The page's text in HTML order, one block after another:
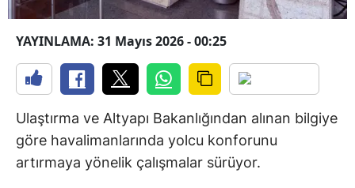
YAYINLAMA: 31 Mayıs 2026 - 00:25
Ulaştırma ve Altyapı Bakanlığından alınan bilgiye
göre havalimanlarında yolcu konforunu
artırmaya yönelik çalışmalar sürüyor.